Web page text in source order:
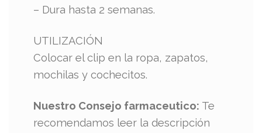
– Dura hasta 2 semanas.
UTILIZACIÓN
Colocar el clip en la ropa, zapatos,
mochilas y cochecitos.
Nuestro Consejo farmaceutico: Te
recomendamos leer la descripción